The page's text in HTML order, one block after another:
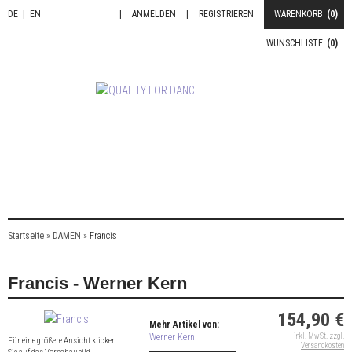
DE EN WARENKORB (0)
REGISTRIEREN
ANMELDEN
WUNSCHLISTE (0)
Startseite » DAMEN » Francis
Francis - Werner Kern
Für eine größere Ansicht klicken
Mehr Artikel von:
Werner Kern
154,90 €
inkl. MwSt. zzgl.
Versandkosten